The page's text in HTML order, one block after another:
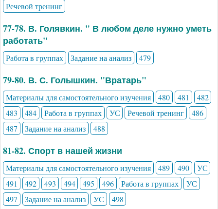
Речевой тренинг
77-78. В. Голявкин. " В любом деле нужно уметь
работать"
Работа в группах Задание на анализ 479
79-80. В. С. Голышкин. "Вратарь"
Материалы для самостоятельного изучения 480 481
482
483
484 Работа в группах УС Речевой тренинг
486
487
Задание на анализ 488
81-82. Спорт в нашей жизни
Материалы для самостоятельного изучения 489 490
УС
491
492 493 494 495 496 Работа в группах
УС
497
Задание на анализ УС 498